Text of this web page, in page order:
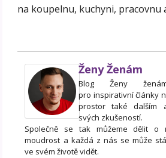
na koupelnu, kuchyni, pracovnu
Ženy Ženám
Blog Ženy
pro inspirativní články
prostor také dalším
svých zkušeností.
Společně se tak můžeme dělit o
moudrost a každá z nás se může
ve svém životě vidět.